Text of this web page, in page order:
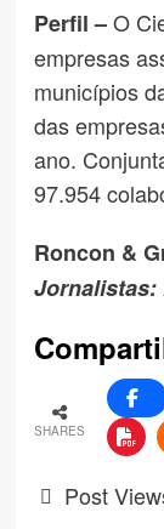
Perfil –O
empresas
municípios
das
ano.
97.954
Roncon &
Jornalistas:
SHARES
Post